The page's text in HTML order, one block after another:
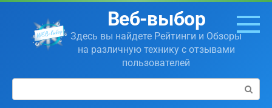
Перейти
контенту
Веб-выбор
Здесь вы найдете Рейтинги и Обзоры
на различную технику с отзывами
пользователей
Поиск: